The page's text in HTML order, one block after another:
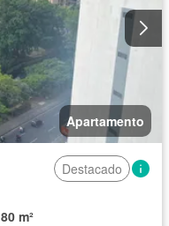
Apartamento
Destacado
m²